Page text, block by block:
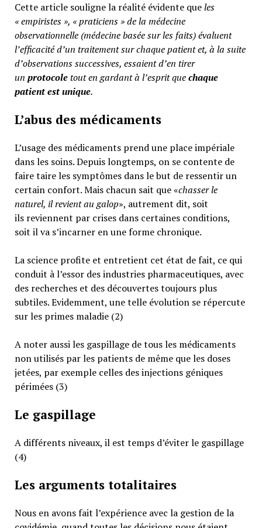
Cette article souligne la réalité évidente queles
« empiristes », « praticiens » de la médecine
observationnelle (médecine basée sur les faits) évaluent
l’efficacité d’un traitement sur chaque patient et, à la suite
d’observations successives, essaient d’en tirer
un protocoletout en gardant à l’esprit quechaque
patient est unique.
L’abus des médicaments
L’usage des médicaments prend une place impériale
dans les soins. Depuis longtemps, on se contente de
faire taire les symptômes dans le but de ressentir un
certain confort. Mais chacun sait que «chasser le
naturel, il revient au galop», autrement dit, soit
ils reviennent par crises dans certaines conditions,
soit il va s’incarner en une forme chronique.
La science profite et entretient cet état de fait, ce qui
conduit à l’essor des industries pharmaceutiques, avec
des recherches et des découvertes toujours plus
subtiles. Evidemment, une telle évolution se répercute
sur les primes maladie (2)
A noter aussi les gaspillage de tous les médicaments
non utilisés par les patients de même que les doses
jetées, par exemple celles des injections géniques
périmées (3)
Le gaspillage
A différents niveaux, il est temps d’éviter le gaspillage
(4)
Les arguments totalitaires
Nous en avons fait l’expérience avec la gestion de la